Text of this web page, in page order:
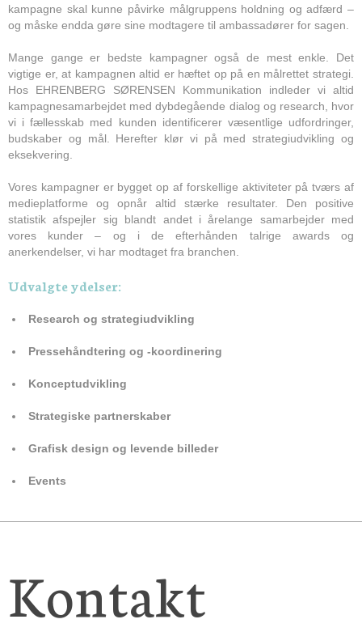
kampagne skal kunne påvirke målgruppens holdning og adfærd –
og måske endda gøre sine modtagere til ambassadører for sagen.
Mange gange er bedste kampagner også de mest enkle. Det
vigtige er, at kampagnen altid er hæftet op på en målrettet strategi.
Hos EHRENBERG SØRENSEN Kommunikation indleder vi altid
kampagnesamarbejdet med dybdegående dialog og research, hvor
vi i fællesskab med kunden identificerer væsentlige udfordringer,
budskaber og mål. Herefter klør vi på med strategiudvikling og
eksekvering.
Vores kampagner er bygget op af forskellige aktiviteter på tværs af
medieplatforme og opnår altid stærke resultater. Den positive
statistik afspejler sig blandt andet i årelange samarbejder med
vores kunder – og i de efterhånden talrige awards og
anerkendelser, vi har modtaget fra branchen.
Udvalgte ydelser:
Research og strategiudvikling
Pressehåndtering og -koordinering
Konceptudvikling
Strategiske partnerskaber
Grafisk design og levende billeder
Events
Kontakt